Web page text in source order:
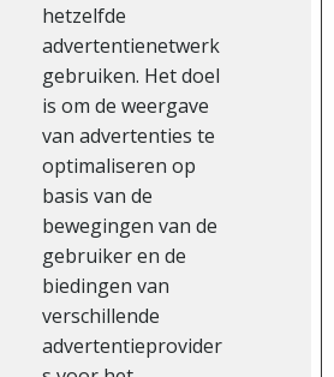
hetzelfde
advertentienetwerk
gebruiken. Het doel
is om de weergave
van advertenties te
optimaliseren op
basis van de
bewegingen van de
gebruiker en de
biedingen van
verschillende
advertentieprovider